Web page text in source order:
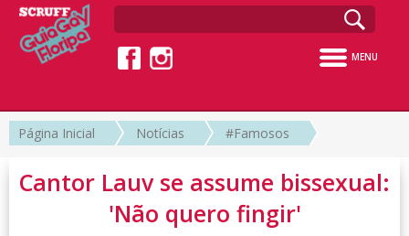
MENU
Página Inicial Notícias #Famosos
Cantor Lauv se assume bissexual:
'Não quero fingir'